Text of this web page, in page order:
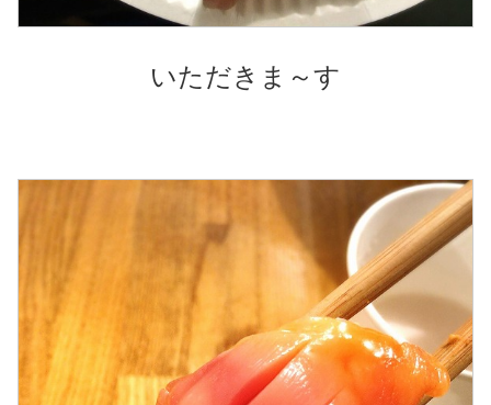
いただきま～す